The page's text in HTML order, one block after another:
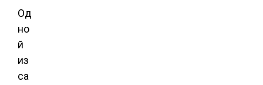
Од
но
й
из
са